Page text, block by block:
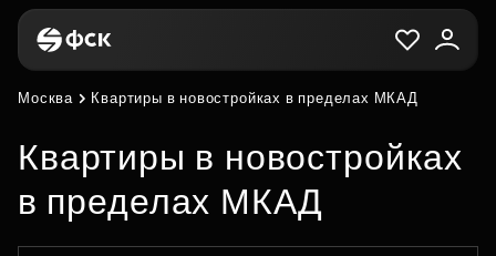
Москва Квартиры в новостройках в пределах МКАД
Квартиры в новостройках
в пределах МКАД